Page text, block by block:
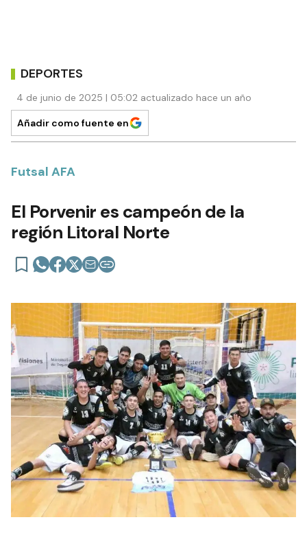
DEPORTES
4 de junio de 2025 | 05:02 actualizado hace un año
Añadir como fuente en
Futsal AFA
El Porvenir es campeón de la
región Litoral Norte